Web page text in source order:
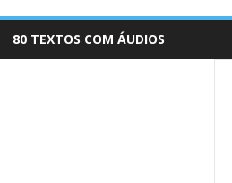
80 TEXTOS COM ÁUDIOS